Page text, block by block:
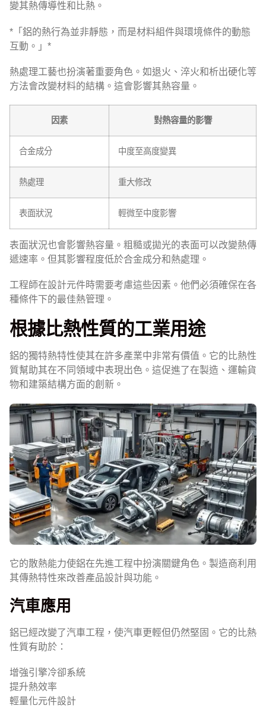
變其熱傳導性和比熱。
*「鋁的熱行為並非靜態，而是材料組件與環境條件的動態
互動。」*
熱處理工藝也扮演著重要角色。如退火、淬火和析出硬化等
方法會改變材料的結構。這會影響其熱容量。
因素 對熱容量的影響
合金成分 中度至高度變異
熱處理 重大修改
表面狀況 輕微至中度影響
表面狀況也會影響熱容量。粗糙或拋光的表面可以改變熱傳
遞速率。但其影響程度低於合金成分和熱處理。
工程師在設計元件時需要考慮這些因素。他們必須確保在各
種條件下的最佳熱管理。
根據比熱性質的工業用途
鋁的獨特熱特性使其在許多產業中非常有價值。它的比熱性
質幫助其在不同領域中表現出色。這促進了在製造、運輸貨
物和建築結構方面的創新。
它的散熱能力使鋁在先進工程中扮演關鍵角色。製造商利用
其傳熱特性來改善產品設計與功能。
汽車應用
鋁已經改變了汽車工程，使汽車更輕但仍然堅固。它的比熱
性質有助於：
增強引擎冷卻系統
提升熱效率
輕量化元件設計